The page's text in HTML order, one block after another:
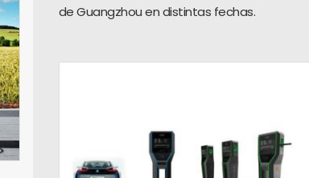
de Guangzhou en distintas fechas.